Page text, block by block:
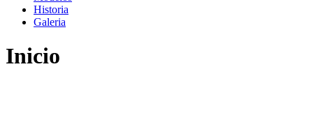
Historia
Galeria
Inicio